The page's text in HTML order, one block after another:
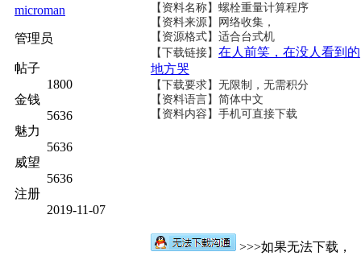
microman
管理员
帖子
1800
金钱
5636
魅力
5636
威望
5636
注册
2019-11-07
【资料名称】 螺栓重量计算程序
【资料来源】网络收集，
【资源格式】适合台式机
【下载链接】 在人前笑，在没人看到的
地方哭
【下载要求】无限制，无需积分
【资料语言】简体中文
【资料内容】手机可直接下载
>>>如果无法下载，